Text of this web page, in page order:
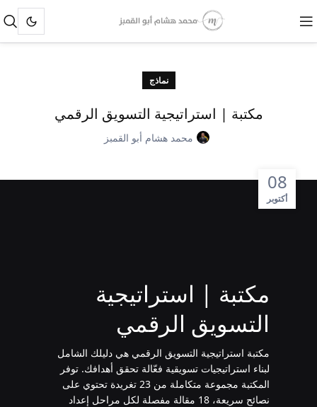
نماذج
مكتبة | استراتيجية التسويق الرقمي
محمد هشام أبو القمبز
08
أكتوبر
مكتبة | استراتيجية
التسويق الرقمي
مكتبة استراتيجية التسويق الرقمي هي دليلك الشامل
لبناء استراتيجيات تسويقية فعّالة تحقق أهدافك. توفر
المكتبة مجموعة متكاملة من 23 تغريدة تحتوي على
نصائح سريعة، 18 مقالة مفصلة لكل مراحل إعداد